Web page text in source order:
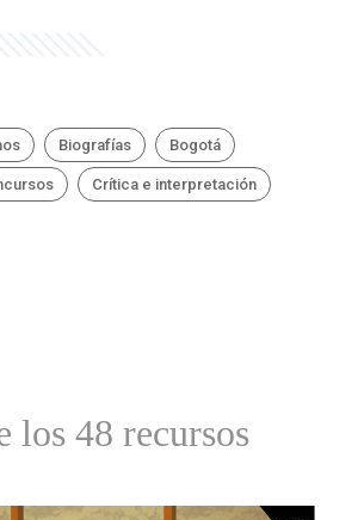
Biografías Bogotá
Crítica e interpretación
los 48 recursos